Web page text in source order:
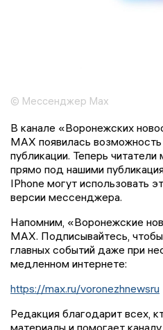
© Мессенджер Max
В канале «Воронежских
MAX появилась
публикации. Теперь
прямо под нашими
IPhone могут использовать
версии мессенджера.
Напомним, «Воронежские
MAX. Подписывайтесь,
главных событий даже при
медленном интернете:
https://max.ru/voronezhnewsru
Редакция благодарит всех,
материалы и помогает